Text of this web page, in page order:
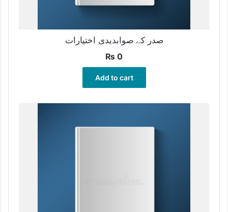
صدر کے صوابدیدی اختیارات
₨ 0
Add to cart